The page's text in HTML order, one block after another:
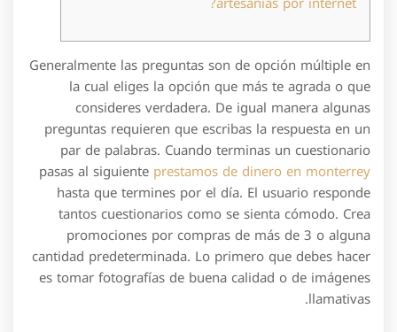
Generalmente las preguntas son de opción múltiple en
la cual eliges la opción que más te agrada o que
consideres verdadera. De igual manera algunas
preguntas requieren que escribas la respuesta en un
par de palabras. Cuando terminas un cuestionario
pasas al siguiente prestamos de dinero en monterrey
hasta que termines por el día. El usuario responde
tantos cuestionarios como se sienta cómodo. Crea
promociones por compras de más de 3 o alguna
cantidad predeterminada. Lo primero que debes hacer
es tomar fotografías de buena calidad o de imágenes
llamativas.